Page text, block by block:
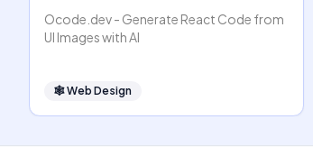
Ocode.dev - Generate React Code from
UI Images with AI
🕸Web Design